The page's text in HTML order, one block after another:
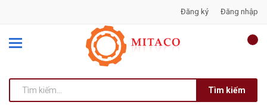
Đăng ký Đăng nhập
Tìm kiếm